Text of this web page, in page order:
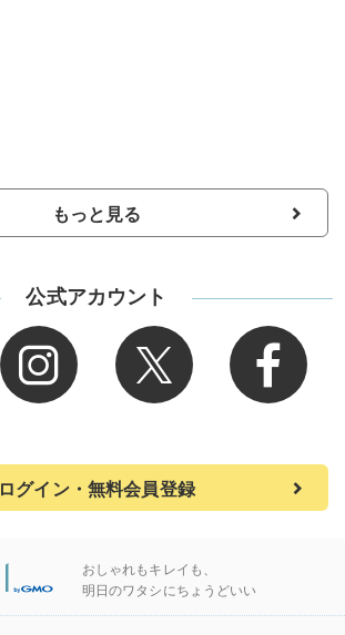
もっと見る
公式アカウント
ログイン・無料会員登録
おしゃれもキレイも、
明日のワタシにちょうどいい